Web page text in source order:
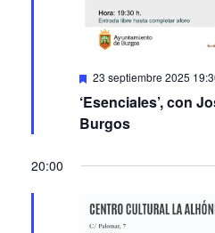
Featured
23 septiembre 2025
‘Esenciales’, con
Burgos